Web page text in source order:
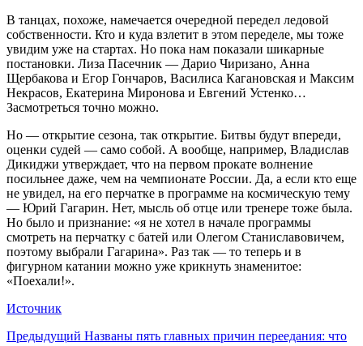
В танцах, похоже, намечается очередной передел ледовой
собственности. Кто и куда взлетит в этом переделе, мы тоже
увидим уже на стартах. Но пока нам показали шикарные
постановки. Лиза Пасечник — Дарио Чиризано, Анна
Щербакова и Егор Гончаров, Василиса Кагановская и Максим
Некрасов, Екатерина Миронова и Евгений Устенко…
Засмотреться точно можно.
Но — открытие сезона, так открытие. Битвы будут впереди,
оценки судей — само собой. А вообще, например, Владислав
Дикиджи утверждает, что на первом прокате волнение
посильнее даже, чем на чемпионате России. Да, а если кто еще
не увидел, на его перчатке в программе на космическую тему
— Юрий Гагарин. Нет, мысль об отце или тренере тоже была.
Но было и признание: «я не хотел в начале программы
смотреть на перчатку с батей или Олегом Станиславовичем,
поэтому выбрали Гагарина». Раз так — то теперь и в
фигурном катании можно уже крикнуть знаменитое:
«Поехали!».
Источник
Предыдущий Названы пять главных причин переедания: что